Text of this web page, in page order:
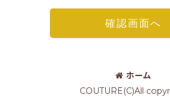
確認画面へ
ホーム
COUTURE(C)All